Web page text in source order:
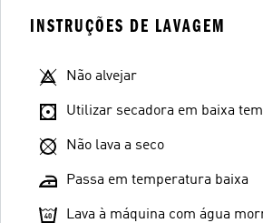
INSTRUÇÕES DE LAVAGEM
Não alvejar
Utilizar secadora em baixa
Não lava a seco
Passa em temperatura baixa
Lava à máquina com água